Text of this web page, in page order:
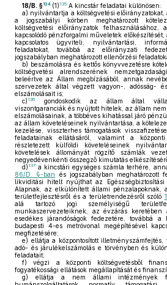
18/B. §134 (1) 135 A kincstár feladatai különösen:
a) nyilvántartja a költségvetési előirányzatokat,
a jogszabályi körben meghatározott
költségvetési előirányzatok felhasználásához,
kapcsolódó pénzforgalmi műveletek
kapcsolatos ügyviteli, nyilvántartási,
feladatokat, továbbá az előirányzati
jogszabályban meghatározott ellenőrzési
b) beszámolásra és kettős könyvvezetésre
költségvetési alrendszerének
beleértve az Állam megbízásából, annak
szervezetek által végzett vagyon-, adósság-
elszámolásait is;
c) 136
gondoskodik az állam által
viszontgaranciák és nyújtott hitelek, az állam
elszámolásainak, a többéves kihatással járó
az állam követeléseinek nyilvántartása, a
kezelése, visszterhes támogatások
feladatainak ellátásáról, valamint a
részletezett külföldi követeléseinek
követelések állományát rögzítő számlák
negyedévenkénti összegző kimutatás
d) 137 a kincstári egységes számla terhére,
86/D. §-ban
és jogszabályban meghatározott
likviditási hitelt nyújthat az
Alapnak, az elkülönített állami pénzalapoknak,
területfejlesztésről és a területrendezésről szóló
alá tartozó jogi személyiségű
munkaszervezeteiknek, az évzárás
esedékes járandóságok fedezetére, továbbá a
budapesti 4-es metróvonal megépítésével
megfizetésére;
e) ellátja a központosított
adó- és járulékelszámolás e törvényben és
feladatait;
f) végzi a központi költségvetésből
fogyatékossági ellátások megállapítását és
g) ellátja a nem állami intézmények